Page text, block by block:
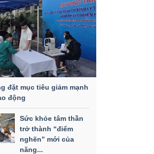
đặt mục tiêu giảm mạnh
động
Sức khỏe tâm thần
trở thành “điểm
nghẽn” mới của
năng...